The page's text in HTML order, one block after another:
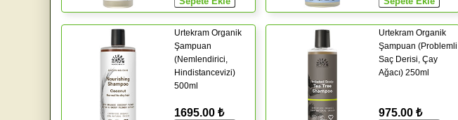
Urtekram Organik
Şampuan
(Nemlendirici,
Hindistancevizi)
500ml
1695.00 ₺
Urtekram Organik
Şampuan (Problemli
Saç Derisi, Çay
Ağacı) 250ml
975.00 ₺